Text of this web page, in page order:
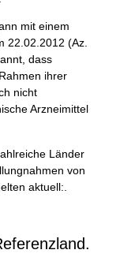
mit einem
22.02.2012 (Az.
dass
ihrer
nicht
Arzneimittel
Länder
von
aktuell:.